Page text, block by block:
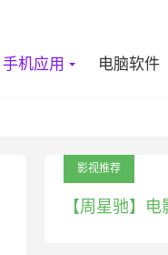
手机应用 电脑软件
影视推荐
【周星驰】